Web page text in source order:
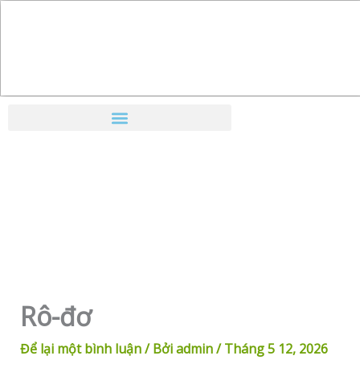
Rô-đơ
Để lại một bình luận/ Bởiadmin/Tháng 5 12, 2026